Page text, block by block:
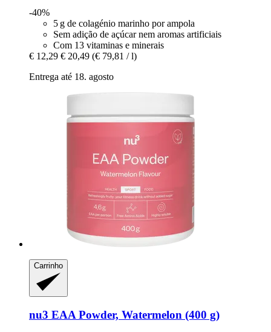
-40%
5 g de colagénio marinho por ampola
Sem adição de açúcar nem aromas artificiais
Com 13 vitaminas e minerais
€ 12,29 € 20,49 (€ 79,81 / l)
Entrega até 18. agosto
Carrinho
nu3 EAA Powder, Watermelon (400 g)